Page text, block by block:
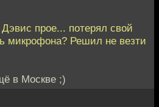
прое... потерял свой
микрофона? Решил не везти
в Москве ;)